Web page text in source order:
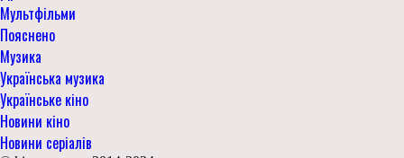
Мультфільми
Пояснено
Музика
Українська музика
Українське кіно
Новини кіно
Новини серіалів